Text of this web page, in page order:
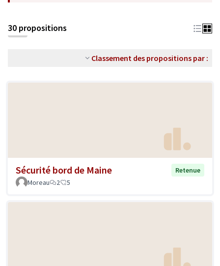
30 propositions
Classement des propositions par :
Sécurité bord de Maine
Retenue
Moreau
2 5